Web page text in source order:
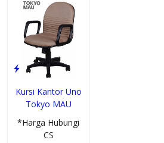
Kursi Kantor Uno
Tokyo MAU
*Harga Hubungi
CS